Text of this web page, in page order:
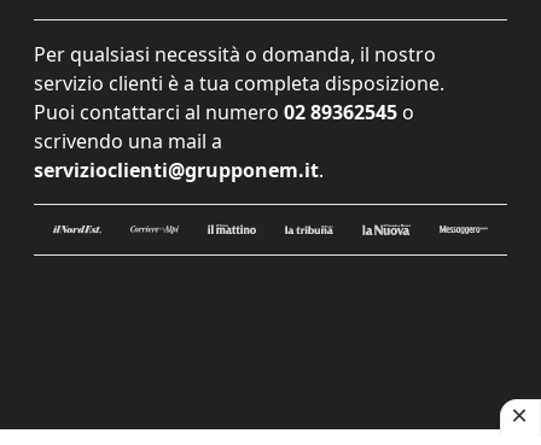
Per qualsiasi necessità o domanda, il nostro
servizio clienti è a tua completa disposizione.
Puoi contattarci al numero 02 89362545 o
scrivendo una mail a
servizioclienti@grupponem.it.